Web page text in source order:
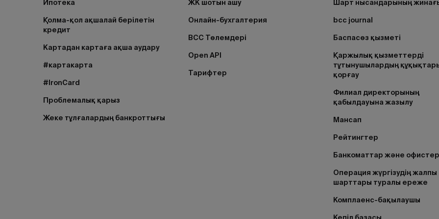
Ипотека
Қолма-қол ақшалай берілетін
кредит
Картадан картаға ақша аудару
#картакарта
#IronCard
Проблемалық қарыз
Жеке тұлғалардың банкроттығы
ЖК шотын ашу
Онлайн-бухгалтерия
BCC Төлемдері
Open API
Тарифтер
Шарт нысандарының
bcc journal
Баспасөз қызметі
Қаржылық қызметтерді
тұтынушылардың
қорғау
Филиал директорының
қабылдауына жазылу
Мансап
Рейтингтер
Банкоматтар және офистер
Операция жүргізудің жалпы
шарттары туралы ереже
Комплаенс-бақылаушы